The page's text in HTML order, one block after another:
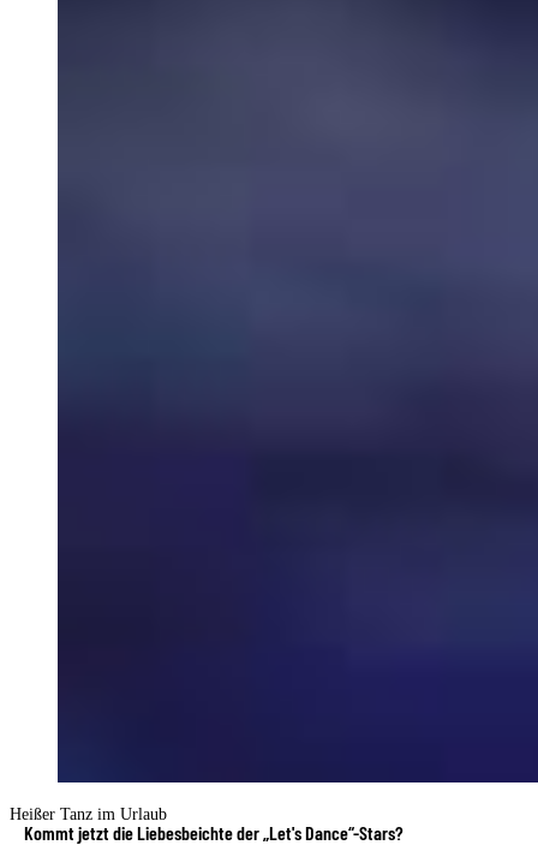
Heißer Tanz im Urlaub
Kommt jetzt die Liebesbeichte der „Let's Dance“-Stars?